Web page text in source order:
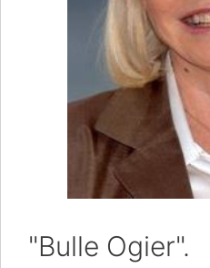
"Bulle Ogier".